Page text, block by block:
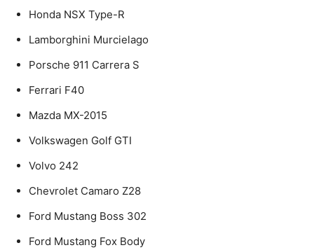
Honda NSX Type-R
Lamborghini Murcielago
Porsche 911 Carrera S
Ferrari F40
Mazda MX-2015
Volkswagen Golf GTI
Volvo 242
Chevrolet Camaro Z28
Ford Mustang Boss 302
Ford Mustang Fox Body